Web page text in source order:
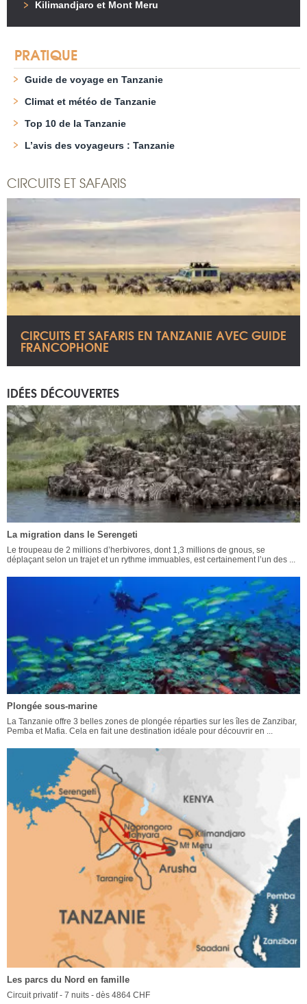
Kilimandjaro et Mont Meru
PRATIQUE
Guide de voyage en Tanzanie
Climat et météo de Tanzanie
Top 10 de la Tanzanie
L’avis des voyageurs : Tanzanie
CIRCUITS ET SAFARIS
CIRCUITS ET SAFARIS EN TANZANIE AVEC GUIDE
FRANCOPHONE
IDÉES DÉCOUVERTES
La migration dans le Serengeti
Le troupeau de 2 millions d’herbivores, dont 1,3 millions de gnous, se
déplaçant selon un trajet et un rythme immuables, est certainement l’un des ...
Plongée sous-marine
La Tanzanie offre 3 belles zones de plongée réparties sur les îles de Zanzibar,
Pemba et Mafia. Cela en fait une destination idéale pour découvrir en ...
Les parcs du Nord en famille
Circuit privatif - 7 nuits - dès 4864 CHF